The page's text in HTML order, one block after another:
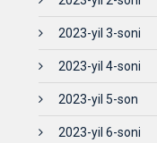
2023-yil 3-soni
2023-yil 4-soni
2023-yil 5-son
2023-yil 6-soni